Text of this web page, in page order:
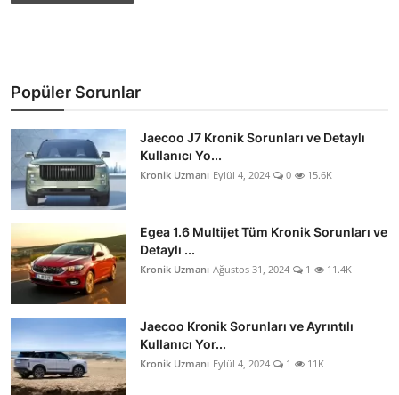
Popüler Sorunlar
Jaecoo J7 Kronik Sorunları ve Detaylı
Kullanıcı Yo...
Kronik Uzmanı Eylül 4, 2024 0 15.6K
Egea 1.6 Multijet Tüm Kronik Sorunları ve
Detaylı ...
Kronik Uzmanı Ağustos 31, 2024 1 11.4K
Jaecoo Kronik Sorunları ve Ayrıntılı
Kullanıcı Yor...
Kronik Uzmanı Eylül 4, 2024 1 11K